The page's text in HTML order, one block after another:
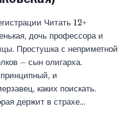
Читать 12+
дочь профессора и
Простушка с неприметной
– сын олигарха.
и
каких поискать.
держит в страхе…